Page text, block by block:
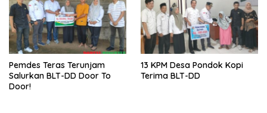
Pemdes Teras Terunjam
Salurkan BLT-DD Door To
Door!
13 KPM Desa Pondok Kopi
Terima BLT-DD